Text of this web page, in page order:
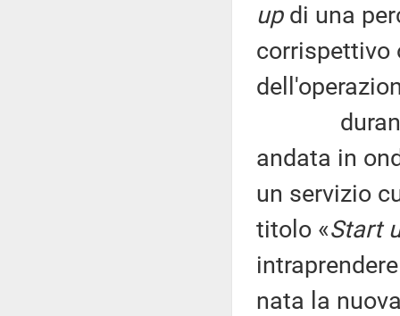
updi una
corrispettivo
durante
andata in
un servizio
titolo «Start
nata la